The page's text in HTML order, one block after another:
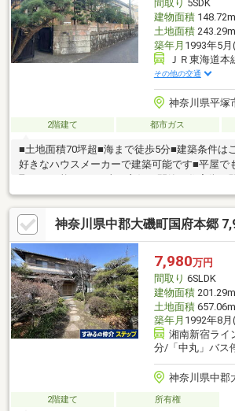
ださい。 間取り 5SDK
建物面積148.72m
土地面積243.29m
築年月 1993年5
ＪＲ東海道
その他の交通
神奈川県平塚
2階建て 都市ガス
■土地面積70坪超■海まで徒歩5分■建築条件は
好きなハウスメーカーで建築可能です■平屋で
取りが可能です♪日当り良好。閑静な住宅街。
西口まで徒歩約15分/自転車で約7分。【Life
学校まで徒歩約7分（500ｍ）浜岳中学校まで
花水幼稚園まで徒歩約7分（500ｍ）ひらつか
約9分（650ｍ）しまむらストアーすみれ平店
ｍ)クリエイトＳ・Ｄ 平塚龍城ケ丘店まで徒歩
ァミリーマート平塚袖ケ浜店まで徒歩5分(350m)
神奈川県中郡大磯町国府本郷
7,980万円
間取り 6SLDK
建物面積201.29m
土地面積657.06m
築年月 1992年8
湘南新宿ライ
分/「中丸」バス
神奈川県中郡
2階建て 所有権